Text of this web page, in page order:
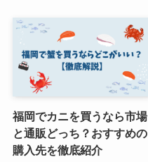
福岡でカニを買うなら市場
と通販どっち？おすすめの
購入先を徹底紹介